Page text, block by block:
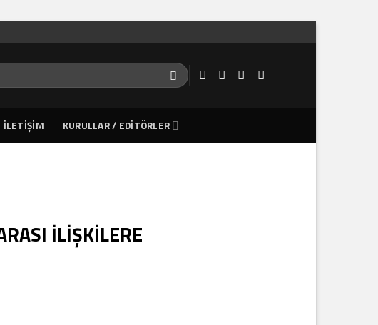
İLETIŞIM KURULLAR / EDITÖRLER
İLİŞKİLERE